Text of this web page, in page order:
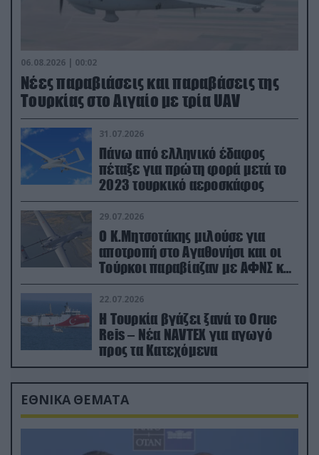
06.08.2026 | 00:02
Νέες παραβιάσεις και παραβάσεις της
Τουρκίας στο Αιγαίο με τρία UAV
31.07.2026
Πάνω από ελληνικό έδαφος
πέταξε για πρώτη φορά μετά το
2023 τουρκικό αεροσκάφος
29.07.2026
Ο Κ.Μητσοτάκης μιλούσε για
αποτροπή στο Αγαθονήσι και οι
Τούρκοι παραβίαζαν με ΑΦΝΣ και
drone
22.07.2026
Η Τουρκία βγάζει ξανά το Oruc
Reis – Νέα NAVTEX για αγωγό
προς τα Κατεχόμενα
ΕΘΝΙΚΑ ΘΕΜΑΤΑ